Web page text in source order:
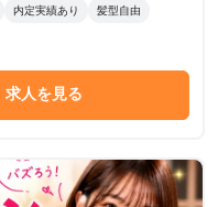
内定実績あり 髪型自由
求人を見る